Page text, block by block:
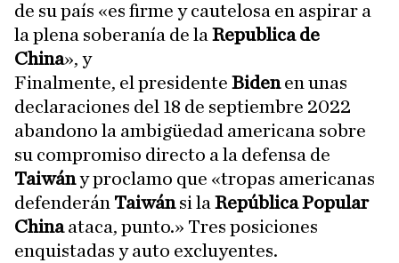
de su país «es firme y cautelosa en aspirar a
la plena soberanía de la Republica de
China», y
Finalmente, el presidente Bidenen unas
declaraciones del 18 de septiembre 2022
abandono la ambigüedad americana sobre
su compromiso directo a la defensa de
Taiwány proclamo que «tropas americanas
defenderán Taiwánsi la República Popular
Chinaataca, punto.» Tres posiciones
enquistadas y auto excluyentes.